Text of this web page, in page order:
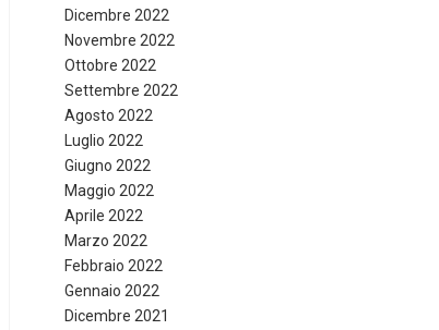
Dicembre 2022
Novembre 2022
Ottobre 2022
Settembre 2022
Agosto 2022
Luglio 2022
Giugno 2022
Maggio 2022
Aprile 2022
Marzo 2022
Febbraio 2022
Gennaio 2022
Dicembre 2021